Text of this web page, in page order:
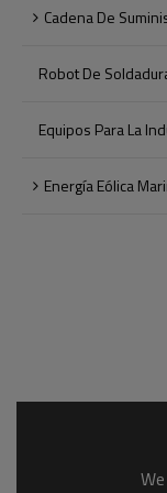
Cadena De
Robot De
Equipos Para La
Energía Eólica